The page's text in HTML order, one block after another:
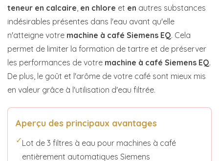
teneur en calcaire, en chlore et en autres substances
indésirables présentes dans l'eau avant qu'elle
n'atteigne votre machine à café Siemens EQ. Cela
permet de limiter la formation de tartre et de préserver
les performances de votre machine à café Siemens EQ.
De plus, le goût et l'arôme de votre café sont mieux mis
en valeur grâce à l'utilisation d'eau filtrée.
Aperçu des principaux avantages
✓Lot de 3 filtres à eau pour machines à café
entièrement automatiques Siemens